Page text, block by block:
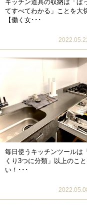
キッチン道具の収納は「ぱ
てすべてわかる」ことを大
【働く女･･･
毎日使うキッチンツールは
くり3つに分類」以上のこ
い！･･･